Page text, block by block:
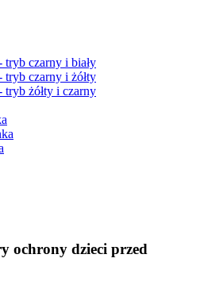
tryb czarny i biały
tryb czarny i żółty
tryb żółty i czarny
ochrony dzieci przed